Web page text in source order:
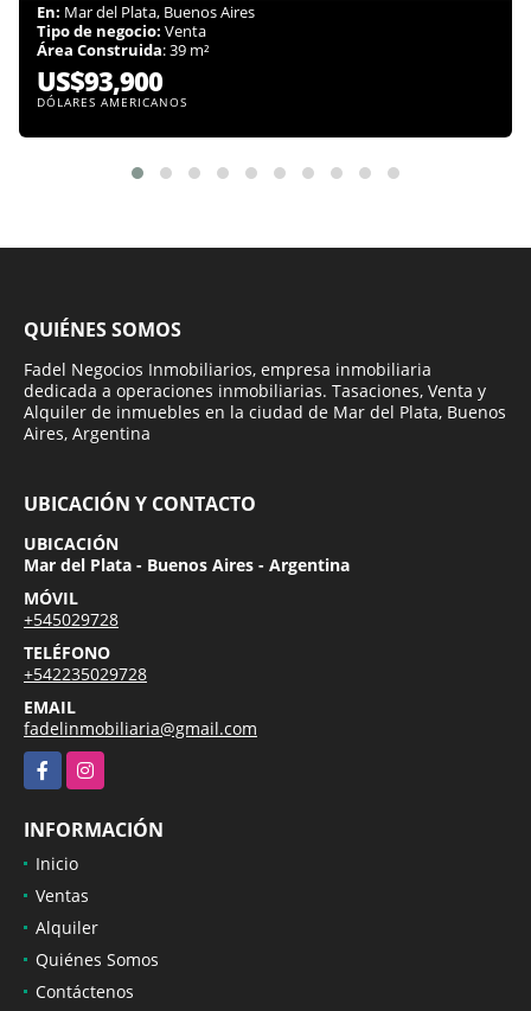
En: Mar del Plata, Buenos Aires
Tipo de negocio: Venta
Área Construida: 39 m²
US$93,900
DÓLARES AMERICANOS
QUIÉNES SOMOS
Fadel Negocios Inmobiliarios, empresa inmobiliaria
dedicada a operaciones inmobiliarias. Tasaciones, Venta y
Alquiler de inmuebles en la ciudad de Mar del Plata, Buenos
Aires, Argentina
UBICACIÓN Y CONTACTO
UBICACIÓN
Mar del Plata - Buenos Aires - Argentina
MÓVIL
+545029728
TELÉFONO
+542235029728
EMAIL
fadelinmobiliaria@gmail.com
FacebookInstagram
INFORMACIÓN
Inicio
Ventas
Alquiler
Quiénes Somos
Contáctenos